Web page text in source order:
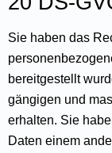
Sie haben das
bereitgestellt
gängigen und
erhalten. Sie
Daten einem